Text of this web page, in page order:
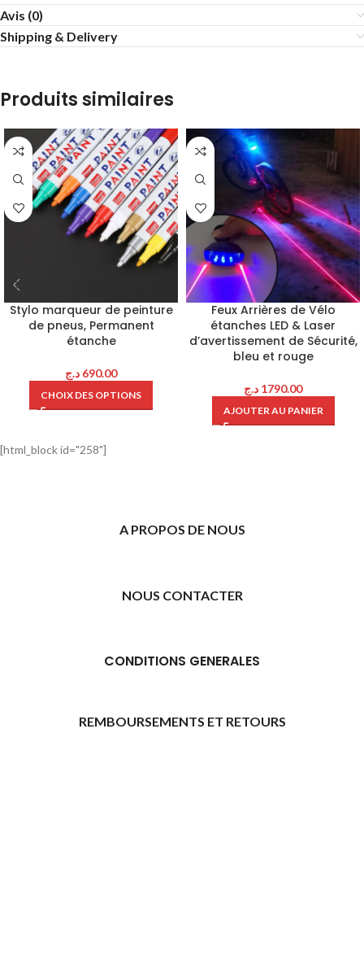
Avis (0)
Shipping & Delivery
Produits similaires
Stylo marqueur de peinture
de pneus, Permanent
étanche
690.00 د.ج
CHOIX DES OPTIONS
Feux Arrières de Vélo
étanches LED & Laser
d’avertissement de Sécurité,
bleu et rouge
1790.00 د.ج
AJOUTER AU PANIER
[html_block id="258"]
A PROPOS DE NOUS
NOUS CONTACTER
CONDITIONS GENERALES
REMBOURSEMENTS ET RETOURS